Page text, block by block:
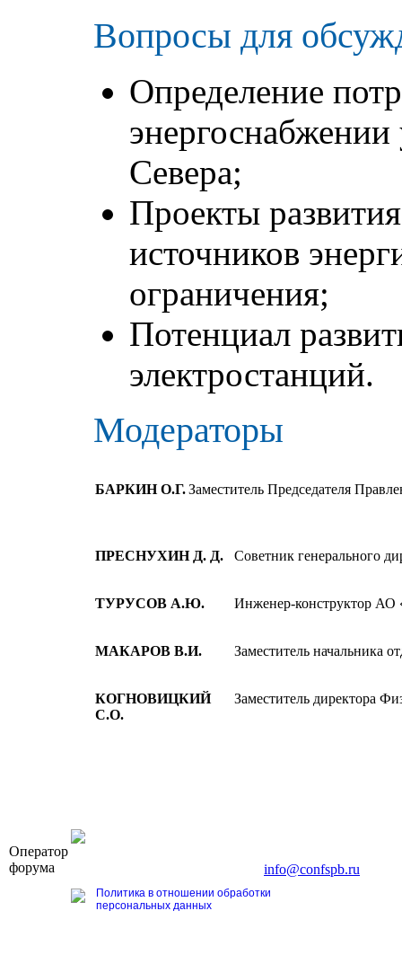
Вопросы для
Определение
Севера;
Проекты
источников
ограничения;
Потенциал
электростанций.
Модераторы
БАРКИН О.Г.Заместитель Председателя
ПРЕСНУХИН Д. Д. Советник генерального
ТУРУСОВ А.Ю. Инженер-конструктор
МАКАРОВ В.И. Заместитель начальника
КОГНОВИЦКИЙ
С.О.
Заместитель директора
Оператор
форума
info@confspb.ru
Политика в отношении обработки
персональных данных